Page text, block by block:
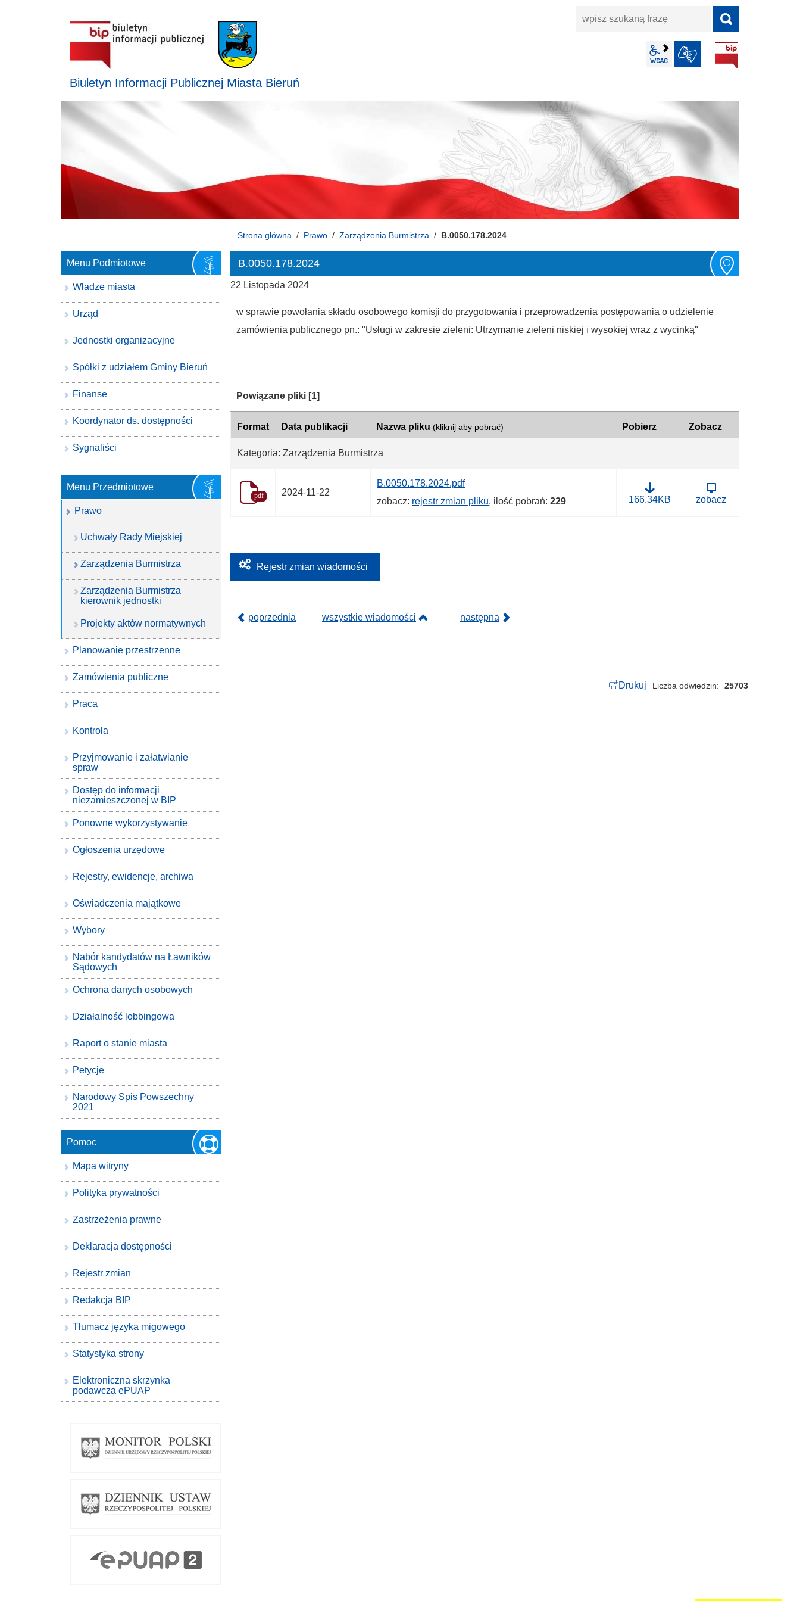
Biuletyn Informacji Publicznej Miasta Bieruń
wpisz
wcag2.1
Strona główna Prawo Zarządzenia Burmistrza B.0050.178.2024
B.0050.178.2024
22 Listopada 2024
w sprawie powołania składu osobowego komisji do przygotowania i przeprowadzenia postępowania o udzielenie
zamówienia publicznego pn.: "Usługi w zakresie zieleni: Utrzymanie zieleni niskiej i wysokiej wraz z wycinką"
Kategoria:
Powiązane pliki [1]
Format Data publikacji Nazwa pliku (kliknij aby pobrać) Pobierz Zobacz
Kategoria: Zarządzenia Burmistrza
pdf 2024-11-22
B.0050.178.2024.pdf
zobacz: rejestr zmian pliku, ilość pobrań: 229 166.34KB zobacz
Rejestr zmian wiadomości
poprzednia wszystkie wiadomości następna
Drukuj Liczba odwiedzin 25703
Menu Podmiotowe
Władze miasta
Urząd
Jednostki organizacyjne
Spółki z udziałem Gminy Bieruń
Finanse
Koordynator ds. dostępności
Sygnaliści
Menu Przedmiotowe
Prawo
Uchwały Rady Miejskiej
Zarządzenia Burmistrza
Zarządzenia Burmistrza
kierownik jednostki
Projekty aktów normatywnych
Planowanie przestrzenne
Zamówienia publiczne
Praca
Kontrola
Przyjmowanie i załatwianie
spraw
Dostęp do informacji
niezamieszczonej w BIP
Ponowne wykorzystywanie
Ogłoszenia urzędowe
Rejestry, ewidencje, archiwa
Oświadczenia majątkowe
Wybory
Nabór kandydatów na Ławników
Sądowych
Ochrona danych osobowych
Działalność lobbingowa
Raport o stanie miasta
Petycje
Narodowy Spis Powszechny
2021
Pomoc
Mapa witryny
Polityka prywatności
Zastrzeżenia prawne
Deklaracja dostępności
Rejestr zmian
Redakcja BIP
Tłumacz języka migowego
Statystyka strony
Elektroniczna skrzynka
podawcza ePUAP